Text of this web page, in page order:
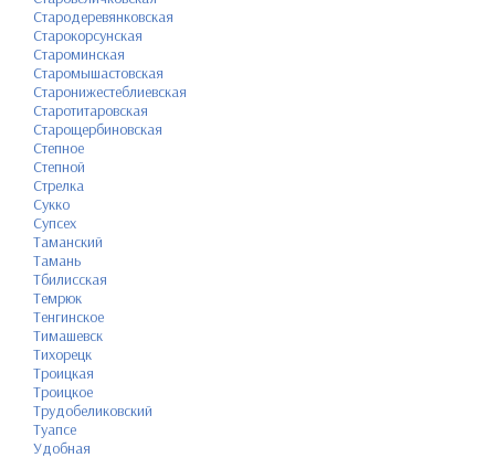
Стародеревянковская
Старокорсунская
Староминская
Старомышастовская
Старонижестеблиевская
Старотитаровская
Старощербиновская
Степное
Степной
Стрелка
Сукко
Супсех
Таманский
Тамань
Тбилисская
Темрюк
Тенгинское
Тимашевск
Тихорецк
Троицкая
Троицкое
Трудобеликовский
Туапсе
Удобная